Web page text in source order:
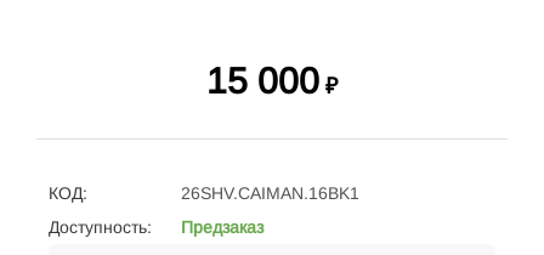
15 000 ₽
КОД:
26SHV.CAIMAN.16BK1
Доступность:
Предзаказ